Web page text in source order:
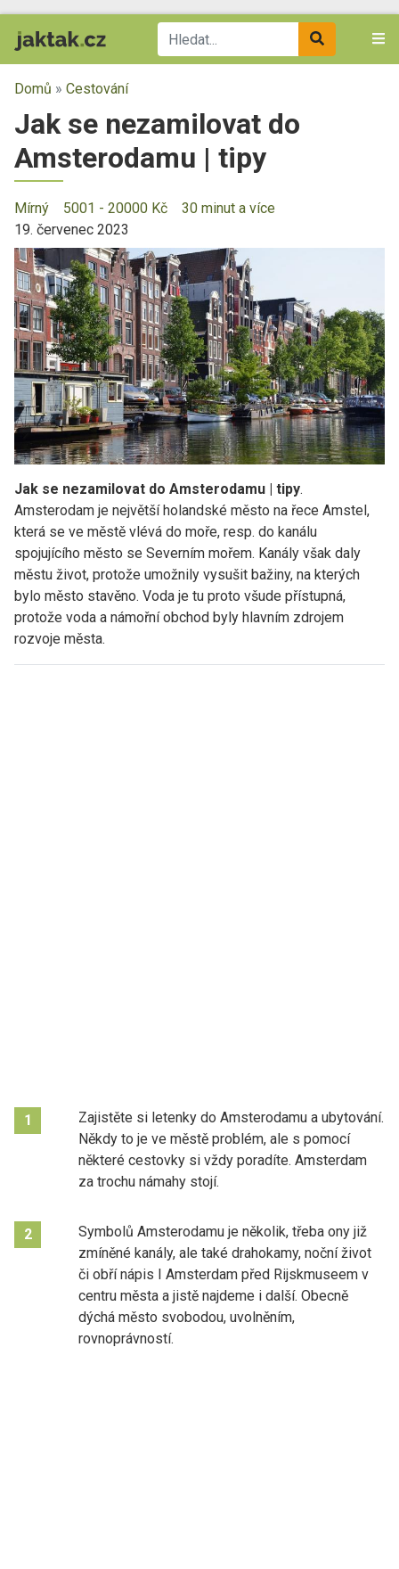
Domů » Cestování
Jak se nezamilovat do
Amsterodamu | tipy
Mírný 5001 - 20000 Kč
30 minut a více
19. červenec 2023
Jak se nezamilovat do Amsterodamu | tipy.
Amsterodam je největší holandské město na řece Amstel,
která se ve městě vlévá do moře, resp. do kanálu
spojujícího město se Severním mořem. Kanály však daly
městu život, protože umožnily vysušit bažiny, na kterých
bylo město stavěno. Voda je tu proto všude přístupná,
protože voda a námořní obchod byly hlavním zdrojem
rozvoje města.
1
Zajistěte si letenky do Amsterodamu a ubytování.
Někdy to je ve městě problém, ale s pomocí
některé cestovky si vždy poradíte. Amsterdam
za trochu námahy stojí.
2
Symbolů Amsterodamu je několik, třeba ony již
zmíněné kanály, ale také drahokamy, noční život
či obří nápis I Amsterdam před Rijskmuseem v
centru města a jistě najdeme i další. Obecně
dýchá město svobodou, uvolněním,
rovnoprávností.